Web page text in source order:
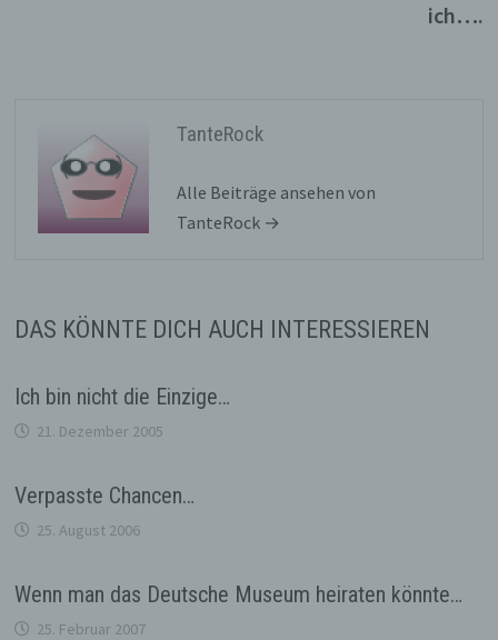
ich….
TanteRock
Alle Beiträge ansehen von
TanteRock →
DAS KÖNNTE DICH AUCH INTERESSIEREN
Ich bin nicht die Einzige…
21. Dezember 2005
Verpasste Chancen…
25. August 2006
Wenn man das Deutsche Museum heiraten könnte…
25. Februar 2007